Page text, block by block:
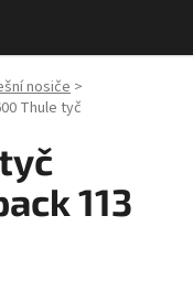
nosiče >
Thule tyč
113